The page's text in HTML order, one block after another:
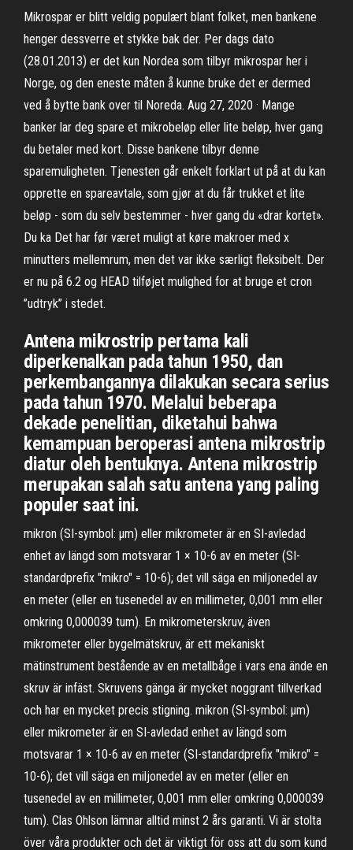
Mikrospar er blitt veldig populært blant folket, men bankene
henger dessverre et stykke bak der. Per dags dato
(28.01.2013) er det kun Nordea som tilbyr mikrospar her i
Norge, og den eneste måten å kunne bruke det er dermed
ved å bytte bank over til Noreda. Aug 27, 2020 · Mange
banker lar deg spare et mikrobeløp eller lite beløp, hver gang
du betaler med kort. Disse bankene tilbyr denne
sparemuligheten. Tjenesten går enkelt forklart ut på at du kan
opprette en spareavtale, som gjør at du får trukket et lite
beløp - som du selv bestemmer - hver gang du «drar kortet».
Du ka Det har før været muligt at køre makroer med x
minutters mellemrum, men det var ikke særligt fleksibelt. Der
er nu på 6.2 og HEAD tilføjet mulighed for at bruge et cron
”udtryk” i stedet.
Antena mikrostrip pertama kali
diperkenalkan pada tahun 1950, dan
perkembangannya dilakukan secara serius
pada tahun 1970. Melalui beberapa
dekade penelitian, diketahui bahwa
kemampuan beroperasi antena mikrostrip
diatur oleh bentuknya. Antena mikrostrip
merupakan salah satu antena yang paling
populer saat ini.
mikron (SI-symbol: μm) eller mikrometer är en SI-avledad
enhet av längd som motsvarar 1 × 10-6 av en meter (SI-
standardprefix "mikro" = 10-6); det vill säga en miljonedel av
en meter (eller en tusenedel av en millimeter, 0,001 mm eller
omkring 0,000039 tum). En mikrometerskruv, även
mikrometer eller bygelmätskruv, är ett mekaniskt
mätinstrument bestående av en metallbåge i vars ena ände en
skruv är infäst. Skruvens gänga är mycket noggrant tillverkad
och har en mycket precis stigning. mikron (SI-symbol: μm)
eller mikrometer är en SI-avledad enhet av längd som
motsvarar 1 × 10-6 av en meter (SI-standardprefix "mikro" =
10-6); det vill säga en miljonedel av en meter (eller en
tusenedel av en millimeter, 0,001 mm eller omkring 0,000039
tum). Clas Ohlson lämnar alltid minst 2 års garanti. Vi är stolta
över våra produkter och det är viktigt för oss att du som kund